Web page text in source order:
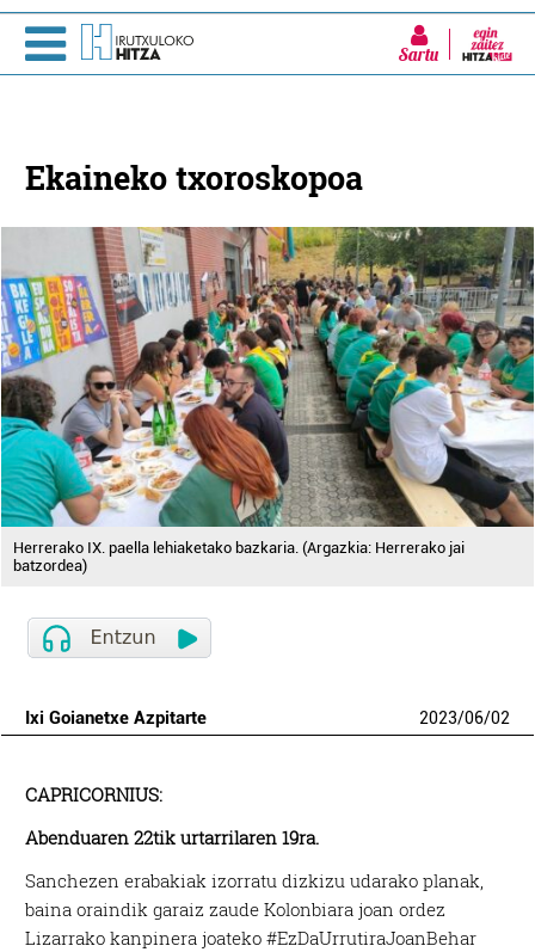
Sartu
Ekaineko txoroskopoa
Herrerako IX. paella lehiaketako bazkaria. (Argazkia: Herrerako jai
batzordea)
Ixi Goianetxe Azpitarte 2023/06/02
CAPRICORNIUS:
Abenduaren 22tik urtarrilaren 19ra.
Sanchezen erabakiak izorratu dizkizu udarako planak,
baina oraindik garaiz zaude Kolonbiara joan ordez
Lizarrako kanpinera joateko #EzDaUrrutiraJoanBehar